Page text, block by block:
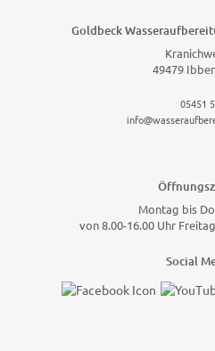
Goldbeck
49479
05451
Montag bis
von 8.00-16.00 Uhr
Social